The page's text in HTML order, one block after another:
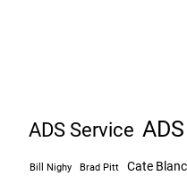
ADS Service
Bill Nighy Brad Pitt Cate